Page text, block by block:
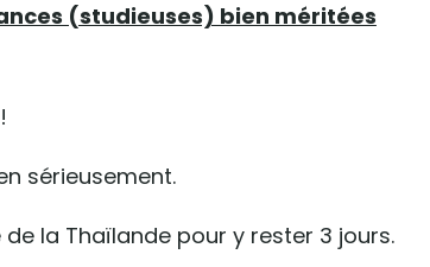
(studieuses) bien méritées
sérieusement.
de la Thaïlande pour y rester 3 jours.